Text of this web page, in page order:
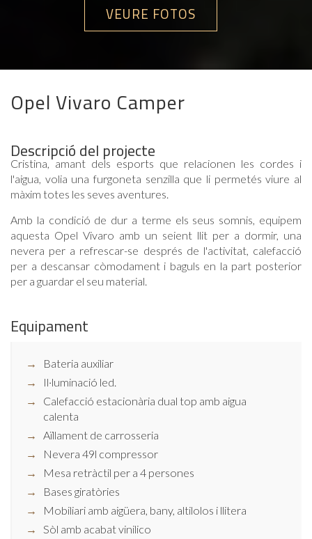
VEURE FOTOS
Opel Vivaro Camper
Descripció del projecte
Cristina, amant dels esports que relacionen les cordes i
l'aigua, volia una furgoneta senzilla que li permetés viure al
màxim totes les seves aventures.
Amb la condició de dur a terme els seus somnis, equipem
aquesta Opel Vivaro amb un seient llit per a dormir, una
nevera per a refrescar-se després de l'activitat, calefacció
per a descansar còmodament i baguls en la part posterior
per a guardar el seu material.
Equipament
Bateria auxiliar
Il·luminació led.
Calefacció estacionària dual top amb aigua
calenta
Aïllament de carrosseria
Nevera 49l compressor
Mesa retràctil per a 4 persones
Bases giratòries
Mobiliari amb aigüera, bany, altilolos i llitera
Sòl amb acabat vinilico